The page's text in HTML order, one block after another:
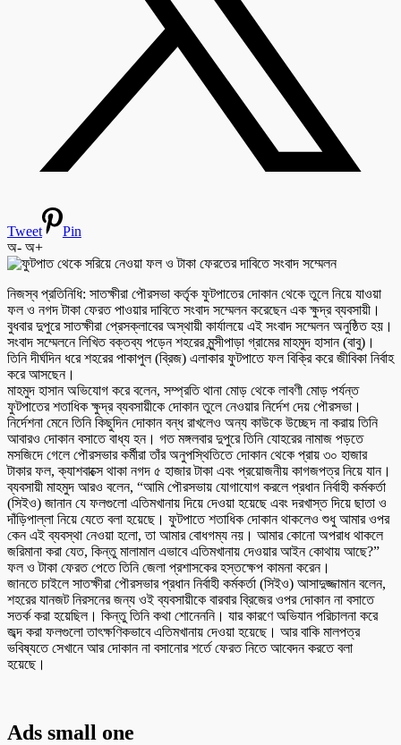
Tweet
Pin
অ- অ+
নিজস্ব প্রতিনিধি: সাতক্ষীরা পৌরসভা কর্তৃক ফুটপাতের দোকান থেকে তুলে নিয়ে যাওয়া
ফল ও নগদ টাকা ফেরত পাওয়ার দাবিতে সংবাদ সম্মেলন করেছেন এক ক্ষুদ্র ব্যবসায়ী।
বুধবার দুপুরে সাতক্ষীরা প্রেসক্লাবের অস্থায়ী কার্যালয়ে এই সংবাদ সম্মেলন অনুষ্ঠিত হয়।
সংবাদ সম্মেলনে লিখিত বক্তব্য পড়েন শহরের মুন্সীপাড়া গ্রামের মাহমুদ হাসান (বাবু)।
তিনি দীর্ঘদিন ধরে শহরের পাকাপুল (ব্রিজ) এলাকার ফুটপাতে ফল বিক্রি করে জীবিকা নির্বাহ
করে আসছেন।
মাহমুদ হাসান অভিযোগ করে বলেন, সম্প্রতি থানা মোড় থেকে লাবণী মোড় পর্যন্ত
ফুটপাতের শতাধিক ক্ষুদ্র ব্যবসায়ীকে দোকান তুলে নেওয়ার নির্দেশ দেয় পৌরসভা।
নির্দেশনা মেনে তিনি কিছুদিন দোকান বন্ধ রাখলেও অন্য কাউকে উচ্ছেদ না করায় তিনি
আবারও দোকান বসাতে বাধ্য হন। গত মঙ্গলবার দুপুরে তিনি যোহরের নামাজ পড়তে
মসজিদে গেলে পৌরসভার কর্মীরা তাঁর অনুপস্থিতিতে দোকান থেকে প্রায় ৩০ হাজার
টাকার ফল, ক্যাশবাক্সে থাকা নগদ ৫ হাজার টাকা এবং প্রয়োজনীয় কাগজপত্র নিয়ে যান।
ব্যবসায়ী মাহমুদ আরও বলেন, “আমি পৌরসভায় যোগাযোগ করলে প্রধান নির্বাহী কর্মকর্তা
(সিইও) জানান যে ফলগুলো এতিমখানায় দিয়ে দেওয়া হয়েছে এবং দরখাস্ত দিয়ে ছাতা ও
দাঁড়িপাল্লা নিয়ে যেতে বলা হয়েছে। ফুটপাতে শতাধিক দোকান থাকলেও শুধু আমার ওপর
কেন এই ব্যবস্থা নেওয়া হলো, তা আমার বোধগম্য নয়। আমার কোনো অপরাধ থাকলে
জরিমানা করা যেত, কিন্তু মালামাল এভাবে এতিমখানায় দেওয়ার আইন কোথায় আছে?”
ফল ও টাকা ফেরত পেতে তিনি জেলা প্রশাসকের হস্তক্ষেপ কামনা করেন।
জানতে চাইলে সাতক্ষীরা পৌরসভার প্রধান নির্বাহী কর্মকর্তা (সিইও) আসাদুজ্জামান বলেন,
শহরের যানজট নিরসনের জন্য ওই ব্যবসায়ীকে বারবার ব্রিজের ওপর দোকান না বসাতে
সতর্ক করা হয়েছিল। কিন্তু তিনি কথা শোনেননি। যার কারণে অভিযান পরিচালনা করে
জব্দ করা ফলগুলো তাৎক্ষণিকভাবে এতিমখানায় দেওয়া হয়েছে। আর বাকি মালপত্র
ভবিষ্যতে সেখানে আর দোকান না বসানোর শর্তে ফেরত নিতে আবেদন করতে বলা
হয়েছে।
Ads small one